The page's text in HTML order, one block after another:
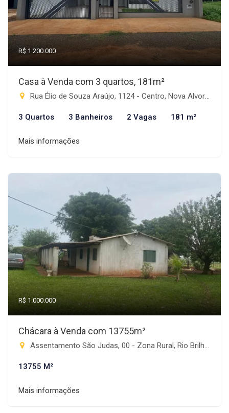
R$ 1.200.000
Casa à Venda com 3 quartos, 181m²
Rua Élio de Souza Araújo, 1124 - Centro, Nova Alvorada do Sul-MS
3 Quartos 3 Banheiros 2 Vagas 181 m²
Mais informações
R$ 1.000.000
Chácara à Venda com 13755m²
Assentamento São Judas, 00 - Zona Rural, Rio Brilhante-MS
13755 M²
Mais informações